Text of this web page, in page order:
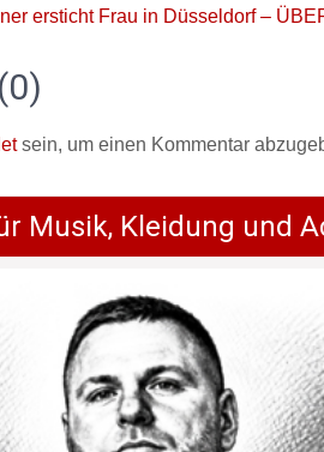
ersticht Frau in Düsseldorf –
sein, um einen Kommentar
Musik, Kleidung und